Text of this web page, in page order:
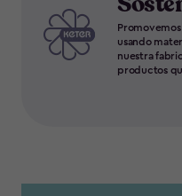
usando
nuestra
productos